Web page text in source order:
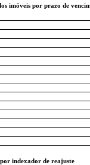
imóveis por prazo de
indexador de reajuste